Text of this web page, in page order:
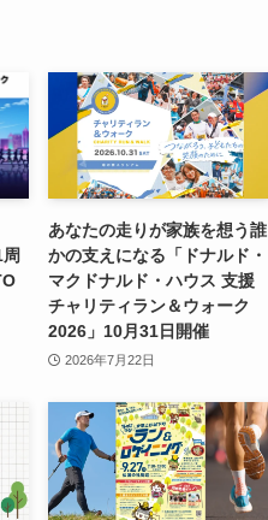
あなたの走りが家族を想う誰
かの支えになる「ドナルド・
マクドナルド・ハウス 支援
チャリティラン＆ウォーク
2026」10月31日開催
2026年7月22日